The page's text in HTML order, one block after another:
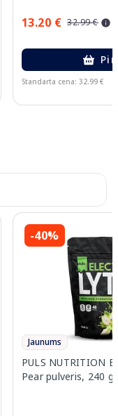
13.20 € 32.99 €
Standarta cena: 32.99 €
-40%
Jaunums
PULS NUTRITION
Pear pulveris, 240 g